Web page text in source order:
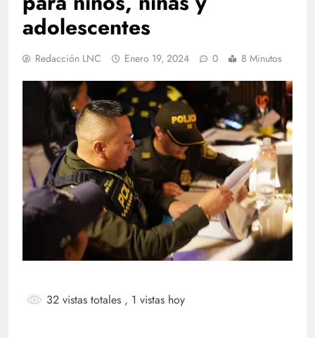
adolescentes
Redacción LNC Enero 19, 2024 0 8 Minutos
32 vistas totales , 1 vistas hoy